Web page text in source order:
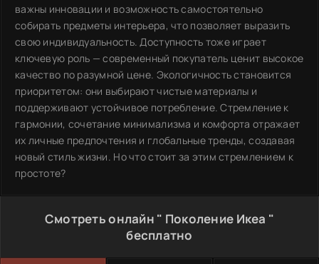
важны инновации и возможность самостоятельно
собирать предметы интерьера, что позволяет выразить
свою индивидуальность. Доступность тоже играет
ключевую роль — современный покупатель ценит высокое
качество по разумной цене. Экологичность становится
приоритетом: они выбирают чистые материалы и
поддерживают устойчивое потребление. Стремление к
гармонии, сочетание минимализма и комфорта отражает
их личные предпочтения и глобальные тренды, создавая
новый стиль жизни. Но что стоит за этим стремлением к
простоте?
Смотреть онлайн " Поколение Икеа "
бесплатно